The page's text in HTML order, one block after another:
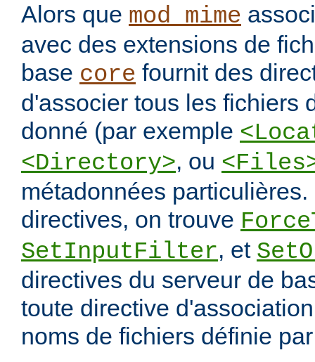
Alors que mod_mime
avec des extensions de
base core fournit des
d'associer tous les fichiers
donné (par exemple
<Directory>, ou
métadonnées
directives, on trouve
SetInputFilter, et
directives du serveur de
toute directive
noms de fichiers définie